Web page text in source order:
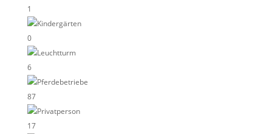
1
Kindergärten
0
Leuchtturm
6
Pferdebetriebe
87
Privatperson
17